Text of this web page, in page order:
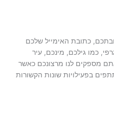
כתובת האימייל שלכם
כמו גילכם, מינכם, עיר
מספקים לנו מרצונכם כאשר
בפעילויות שונות הקשורות